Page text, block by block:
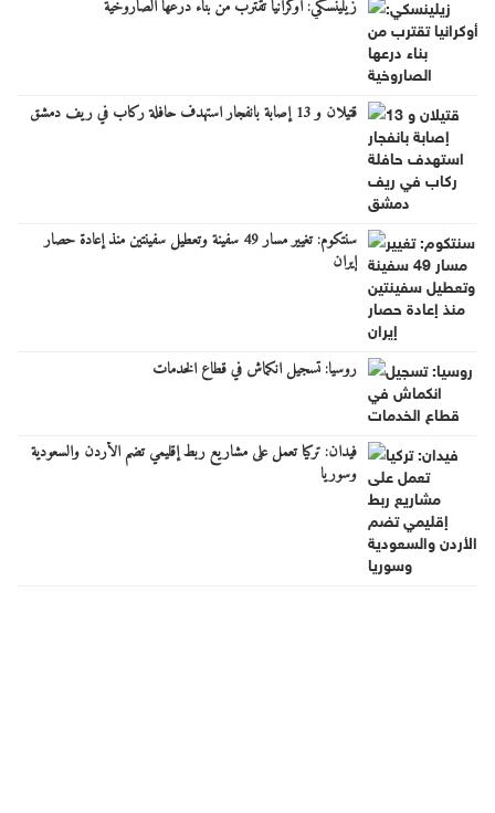
زيلينسكي: أوكرانيا تقترب من بناء درعها الصاروخية
قتيلان و 13 إصابة بانفجار استهدف حافلة ركاب في ريف دمشق
سنتكوم: تغيير مسار 49 سفينة وتعطيل سفينتين منذ إعادة حصار
إيران
روسيا: تسجيل انكماش في قطاع الخدمات
فيدان: تركيا تعمل على مشاريع ربط إقليمي تضم الأردن والسعودية
وسوريا